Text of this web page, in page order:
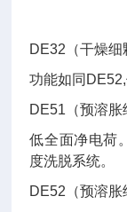
DE32（干燥细
功能如同
DE51（预溶胀
低全面净电荷
度洗脱系统。
DE52（预溶胀